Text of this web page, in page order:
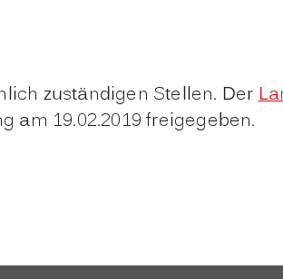
zuständigen Stellen. Der
am 19.02.2019 freigegeben.